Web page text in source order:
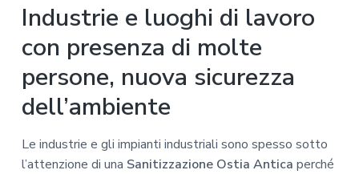
Industrie e luoghi di lavoro
con presenza di molte
persone, nuova sicurezza
dell’ambiente
Le industrie e gli impianti industriali sono spesso sotto
l’attenzione di una Sanitizzazione Ostia Antica perché